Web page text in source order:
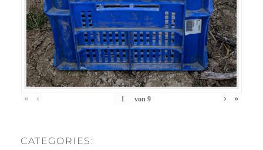
« ‹ von 9 › »
CATEGORIES: